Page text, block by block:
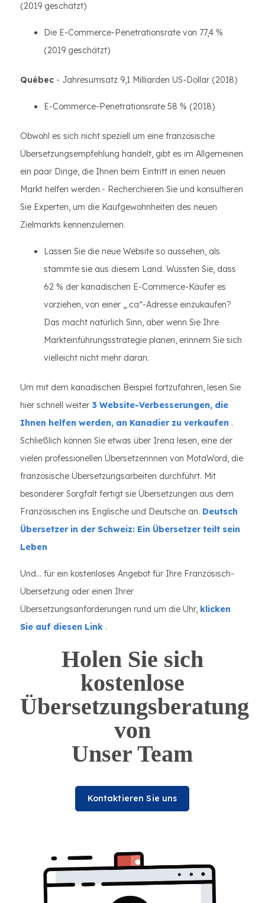
(2019 geschätzt)
Die E-Commerce-Penetrationsrate von 77,4 %
(2019 geschätzt)
Québec - Jahresumsatz 9,1 Milliarden US-Dollar (2018)
E-Commerce-Penetrationsrate 58 % (2018)
Obwohl es sich nicht speziell um eine französische
Übersetzungsempfehlung handelt, gibt es im Allgemeinen
ein paar Dinge, die Ihnen beim Eintritt in einen neuen
Markt helfen werden.- Recherchieren Sie und konsultieren
Sie Experten, um die Kaufgewohnheiten des neuen
Zielmarkts kennenzulernen.
Lassen Sie die neue Website so aussehen, als
stammte sie aus diesem Land. Wussten Sie, dass
62 % der kanadischen E-Commerce-Käufer es
vorziehen, von einer „.ca“-Adresse einzukaufen?
Das macht natürlich Sinn, aber wenn Sie Ihre
Markteinführungsstrategie planen, erinnern Sie sich
vielleicht nicht mehr daran.
Um mit dem kanadischen Beispiel fortzufahren, lesen Sie
hier schnell weiter 3 Website-Verbesserungen, die
Ihnen helfen werden, an Kanadier zu verkaufen .
Schließlich können Sie etwas über Irena lesen, eine der
vielen professionellen Übersetzerinnen von MotaWord, die
französische Übersetzungsarbeiten durchführt. Mit
besonderer Sorgfalt fertigt sie Übersetzungen aus dem
Französischen ins Englische und Deutsche an. Deutsch
Übersetzer in der Schweiz: Ein Übersetzer teilt sein
Leben
Und… für ein kostenloses Angebot für Ihre Französisch-
Übersetzung oder einen Ihrer
Übersetzungsanforderungen rund um die Uhr, klicken
Sie auf diesen Link .
Holen Sie sich
kostenlose
Übersetzungsberatung
von
Unser Team
Kontaktieren Sie uns